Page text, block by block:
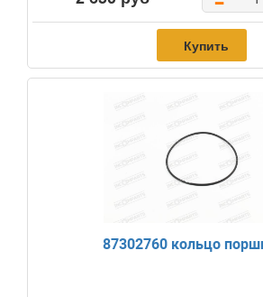
Купить
87302760 кольцо